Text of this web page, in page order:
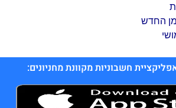
החדש
חשבוניות מקוונת מחניונים: